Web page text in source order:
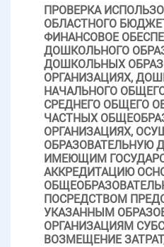
ПРОВЕРКА
ОБЛАСТНОГО
ФИНАНСОВОЕ
ДОШКОЛЬНОГО
ДОШКОЛЬНЫХ
ОРГАНИЗАЦИЯХ,
НАЧАЛЬНОГО
СРЕДНЕГО ОБЩЕГО
ЧАСТНЫХ
ОРГАНИЗАЦИЯХ,
ОБРАЗОВАТЕЛЬНУЮ
ИМЕЮЩИМ
АККРЕДИТАЦИЮ
ПОСРЕДСТВОМ
УКАЗАННЫМ
ОРГАНИЗАЦИЯМ
ВОЗМЕЩЕНИЕ